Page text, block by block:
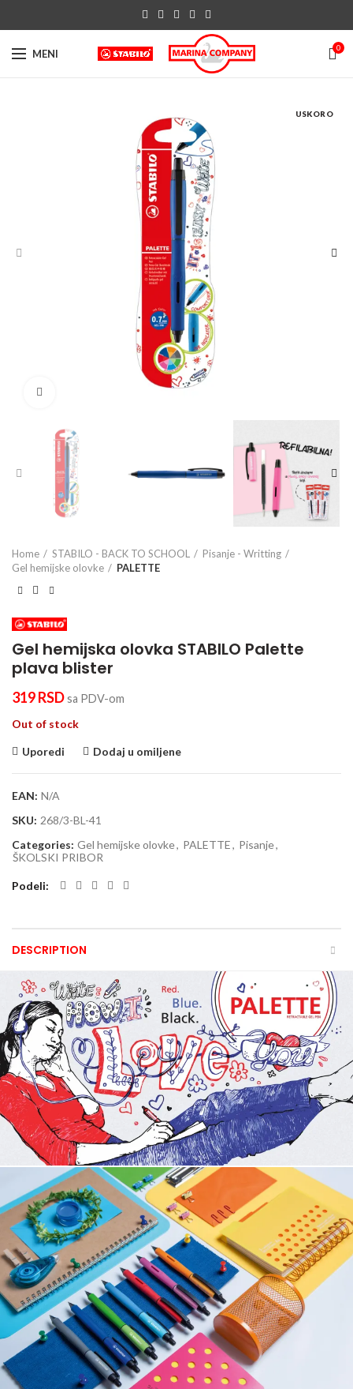
MENI 0
USKORO
Home STABILO - BACK TO SCHOOL
Pisanje - Writting
Gel hemijske olovke
PALETTE
Gel hemijska olovka STABILO Palette
plava blister
319RSDsa PDV-om
Out of stock
Uporedi Dodaj u omiljene
EAN: N/A
SKU: 268/3-BL-41
Categories: Gel hemijske olovke, PALETTE, Pisanje,
ŠKOLSKI PRIBOR
Podeli
DESCRIPTION